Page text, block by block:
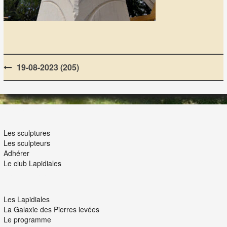
Post
navigation
19-08-2023 (205)
Les sculptures
Les sculpteurs
Adhérer
Le club Lapidiales
Les Lapidiales
La Galaxie des Pierres levées
Le programme